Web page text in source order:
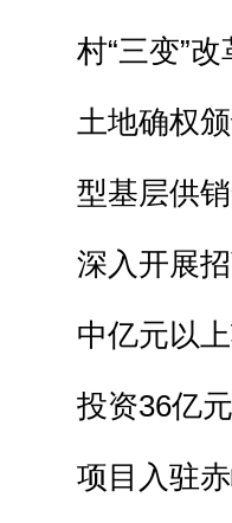
村“三变”
土地确权
型基层供
深入开展
中亿元以
投资36亿
项目入驻